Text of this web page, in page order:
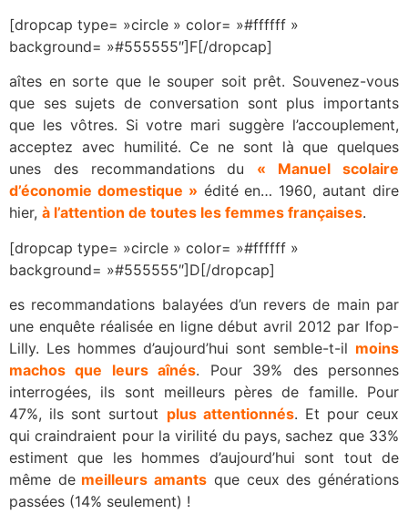
[dropcap type= »circle » color= »#ffffff »
background= »#555555″]F[/dropcap]
aîtes en sorte que le souper soit prêt. Souvenez-vous
que ses sujets de conversation sont plus importants
que les vôtres. Si votre mari suggère l’accouplement,
acceptez avec humilité. Ce ne sont là que quelques
unes des recommandations du « Manuel scolaire
d’économie domestique » édité en… 1960, autant dire
hier, à l’attention de toutes les femmes françaises.
[dropcap type= »circle » color= »#ffffff »
background= »#555555″]D[/dropcap]
es recommandations balayées d’un revers de main par
une enquête réalisée en ligne début avril 2012 par Ifop-
Lilly. Les hommes d’aujourd’hui sont semble-t-il moins
machos que leurs aînés. Pour 39% des personnes
interrogées, ils sont meilleurs pères de famille. Pour
47%, ils sont surtout plus attentionnés. Et pour ceux
qui craindraient pour la virilité du pays, sachez que 33%
estiment que les hommes d’aujourd’hui sont tout de
même demeilleurs amants que ceux des générations
passées (14% seulement) !